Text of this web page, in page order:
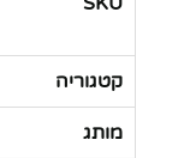
קטגוריה
מותג